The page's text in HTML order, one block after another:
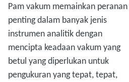
Pam vakum memainkan peranan
penting dalam banyak jenis
instrumen analitik dengan
mencipta keadaan vakum yang
betul yang diperlukan untuk
pengukuran yang tepat, tepat,